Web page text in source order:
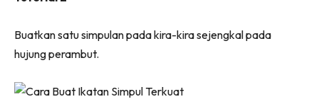
Buatkan satu simpulan pada kira-kira sejengkal pada
hujung perambut.